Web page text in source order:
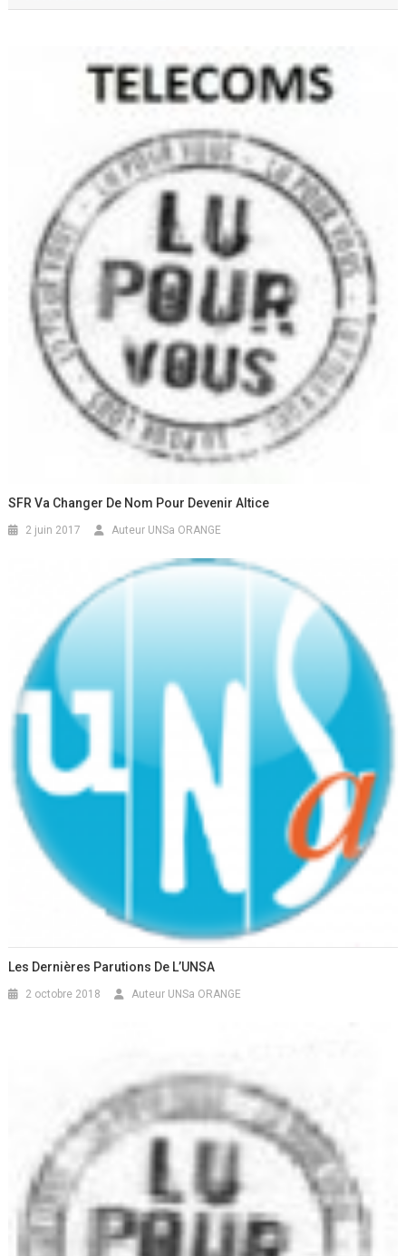
SFR Va Changer De Nom Pour Devenir Altice
2 juin 2017 Auteur UNSa ORANGE
Les Dernières Parutions De L’UNSA
2 octobre 2018 Auteur UNSa ORANGE